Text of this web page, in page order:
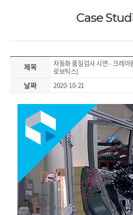
Case
제목
자동화 품질검사 시연 - 크레
로보틱스)
날짜 2020-10-21